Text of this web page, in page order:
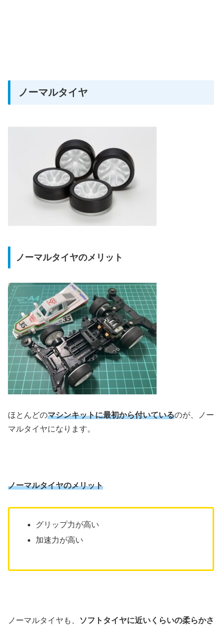
ノーマルタイヤ
ノーマルタイヤのメリット
ほとんどのマシンキットに最初から付いているのが、ノー
マルタイヤになります。
ノーマルタイヤのメリット
グリップ力が高い
加速力が高い
ノーマルタイヤも、
ソフトタイヤに近いくらいの柔らかさ